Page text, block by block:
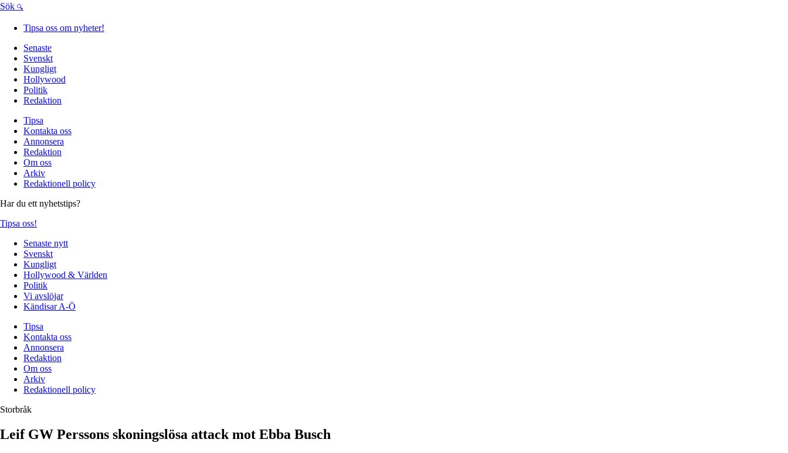
Sök
Tipsa oss om nyheter!
Senaste
Svenskt
Kungligt
Hollywood
Politik
Redaktion
Tipsa
Kontakta oss
Annonsera
Redaktion
Om oss
Arkiv
Redaktionell policy
Har du ett nyhetstips?
Tipsa oss!
Senaste nytt
Svenskt
Kungligt
Hollywood & Världen
Politik
Vi avslöjar
Kändisar A-Ö
Tipsa
Kontakta oss
Annonsera
Redaktion
Om oss
Arkiv
Redaktionell policy
Storbråk
Leif GW Perssons skoningslösa attack mot Ebba Busch